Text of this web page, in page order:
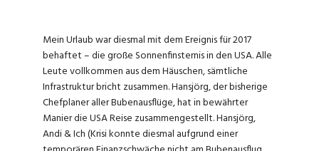
Mein Urlaub war diesmal mit dem Ereignis für 2017
behaftet – die große Sonnenfinsternis in den USA. Alle
Leute vollkommen aus dem Häuschen, sämtliche
Infrastruktur bricht zusammen. Hansjörg, der bisherige
Chefplaner aller Bubenausflüge, hat in bewährter
Manier die USA Reise zusammengestellt. Hansjörg,
Andi & Ich (Krisi konnte diesmal aufgrund einer